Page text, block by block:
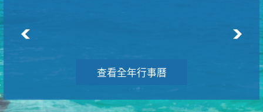
查看全年行事曆